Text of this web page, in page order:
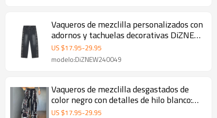
Vaqueros de mezclilla personalizados con
adornos y tachuelas decorativas DiZNEW:
brillo y estilo
US $17.95-29.95
modelo:DiZNEW240049
Vaqueros de mezclilla desgastados de
color negro con detalles de hilo blanco:
ropa de calle desgastada para hombres
US $17.95-29.95